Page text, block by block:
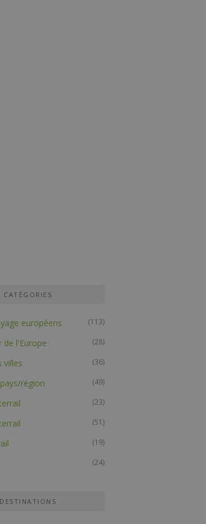
CATÉGORIES
européens (113)
de l'Europe (28)
villes (36)
région (49)
(23)
(51)
(19)
(24)
DESTINATIONS